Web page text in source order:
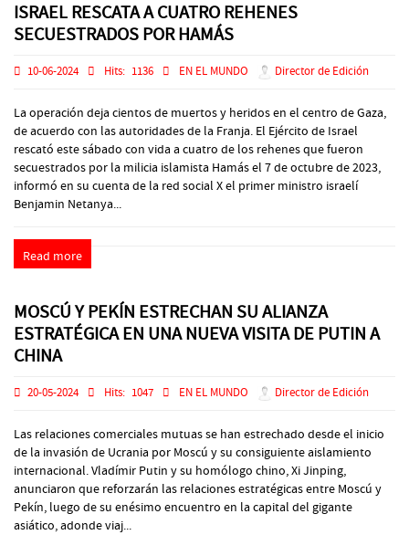
ISRAEL RESCATA A CUATRO REHENES
SECUESTRADOS POR HAMÁS
10-06-2024 Hits: 1136 EN EL MUNDO Director de Edición
La operación deja cientos de muertos y heridos en el centro de Gaza,
de acuerdo con las autoridades de la Franja. El Ejército de Israel
rescató este sábado con vida a cuatro de los rehenes que fueron
secuestrados por la milicia islamista Hamás el 7 de octubre de 2023,
informó en su cuenta de la red social X el primer ministro israelí
Benjamin Netanya...
Read more
MOSCÚ Y PEKÍN ESTRECHAN SU ALIANZA
ESTRATÉGICA EN UNA NUEVA VISITA DE PUTIN A
CHINA
20-05-2024 Hits: 1047 EN EL MUNDO Director de Edición
Las relaciones comerciales mutuas se han estrechado desde el inicio
de la invasión de Ucrania por Moscú y su consiguiente aislamiento
internacional. Vladímir Putin y su homólogo chino, Xi Jinping,
anunciaron que reforzarán las relaciones estratégicas entre Moscú y
Pekín, luego de su enésimo encuentro en la capital del gigante
asiático, adonde viaj...